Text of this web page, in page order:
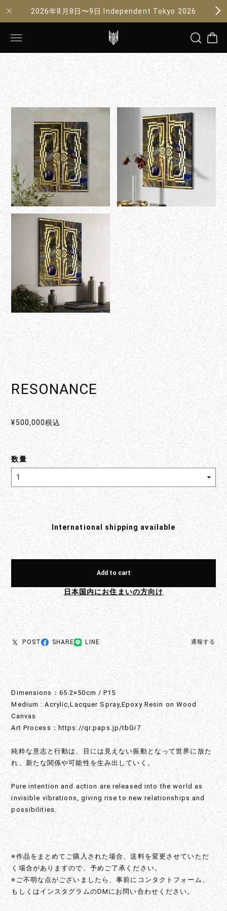
2026年8月8日〜9日 Independent Tokyo 2026
RESONANCE
¥500,000税込
数量
International shipping available
Add to cart
日本国内にお住まいの方向け
POST SHARE LINE 通報する
Dimensions：65.2×50cm / P15
Medium : Acrylic,Lacquer Spray,Epoxy Resin on Wood
Canvas
Art Process： https://qr.paps.jp/tbGi7
純粋な意志と行動は、目には見えない振動となって世界に放た
れ、新たな関係や可能性を生み出していく。
Pure intention and action are released into the world as
invisible vibrations, giving rise to new relationships and
possibilities.
※作品をまとめてご購入された場合、送料を変更させていただ
く場合がありますので、予めご了承ください。
※ご不明な点がございましたら、事前にコンタクトフォーム、
もしくはインスタグラムのDMにお問い合わせください。